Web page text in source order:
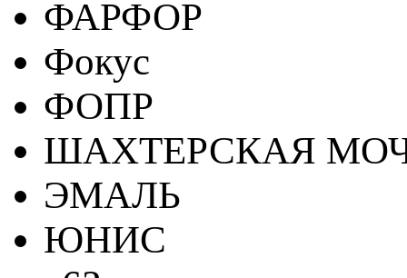
ФАРФОР
Фокус
ФОПР
ШАХТЕРСКАЯ
ЭМАЛЬ
ЮНИС